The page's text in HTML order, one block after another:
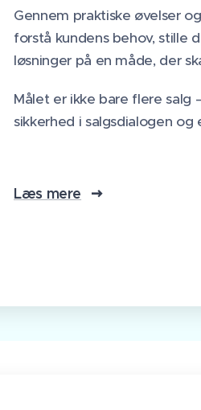
Gennem praktiske øvelser
forstå kundens behov, stille
løsninger på en måde, der
Målet er ikke bare flere
sikkerhed i salgsdialogen
Læs mere